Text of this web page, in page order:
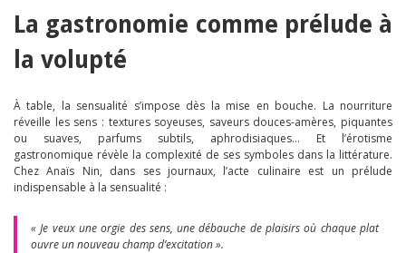
La gastronomie comme prélude à
la volupté
À table, la sensualité s’impose dès la mise en bouche. La nourriture
réveille les sens : textures soyeuses, saveurs douces-amères, piquantes
ou suaves, parfums subtils, aphrodisiaques… Et l’érotisme
gastronomique révèle la complexité de ses symboles dans la littérature.
Chez Anaïs Nin, dans ses journaux, l’acte culinaire est un prélude
indispensable à la sensualité :
« Je veux une orgie des sens, une débauche de plaisirs où chaque plat
ouvre un nouveau champ d’excitation ».